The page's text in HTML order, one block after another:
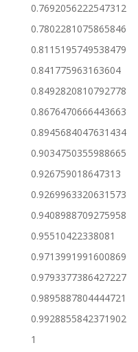
0.7692056222547312
0.7802281075865846
0.8115195749538479
0.841775963163604
0.8492820810792778
0.8676470666443663
0.8945684047631434
0.9034750355988665
0.926759018647313
0.9269963320631573
0.9408988709275958
0.95510422338081
0.9713991991600869
0.9793377386427227
0.9895887804444721
0.9928855842371902
1